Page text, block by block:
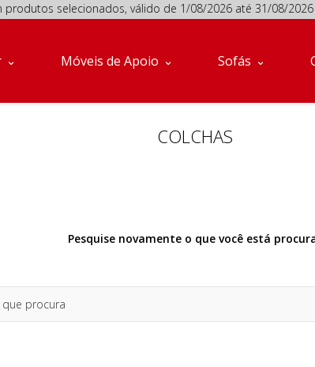
selecionados, válido de 1/08/2026 até 31/08/
Móveis de Apoio Sofás
COLCHAS
Pesquise novamente o que você está